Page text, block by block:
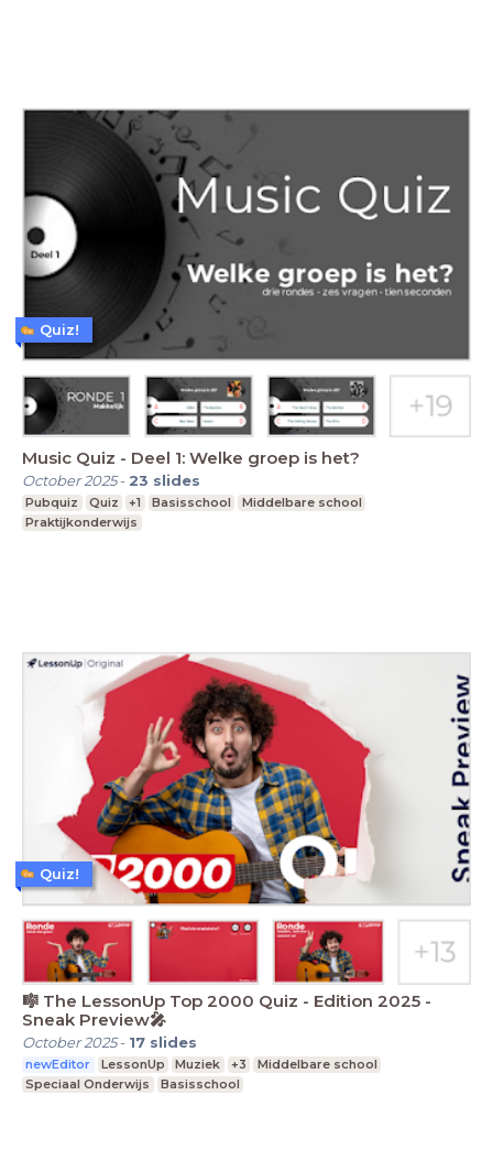
Music Quiz - Deel 1: Welke groep is het?
October 2025- 23 slides
Pubquiz Quiz +1 Basisschool
Middelbare school
Praktijkonderwijs
Quiz!
🎼 The LessonUp Top 2000 Quiz - Edition 2025 -
Sneak Preview🎤
October 2025- 17 slides
newEditor LessonUp Muziek +3
Middelbare school
Speciaal Onderwijs
Basisschool
Quiz!